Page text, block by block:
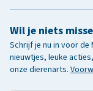
Wil je niets
Schrijf je nu in voor
nieuwtjes, leuke
onze dierenarts.